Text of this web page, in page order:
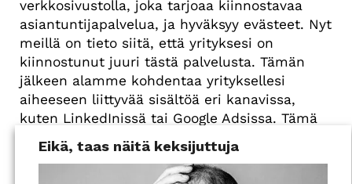
verkkosivustolla, joka tarjoaa kiinnostavaa
asiantuntijapalvelua, ja hyväksyy evästeet. Nyt
meillä on tieto siitä, että yrityksesi on
kiinnostunut juuri tästä palvelusta. Tämän
jälkeen alamme kohdentaa yrityksellesi
aiheeseen liittyvää sisältöä eri kanavissa,
kuten LinkedInissä tai Google Adsissa. Tämä
kertoo meille, että olette valmiita siirtymään
syvemmälle funnelissa kohti mahdollista
Eikä, taas näitä keksijuttuja